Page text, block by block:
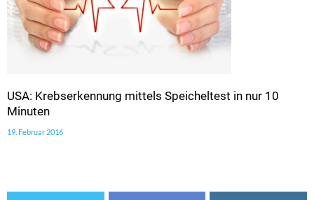
USA: Krebserkennung mittels Speicheltest in nur 10
Minuten
19. Februar 2016